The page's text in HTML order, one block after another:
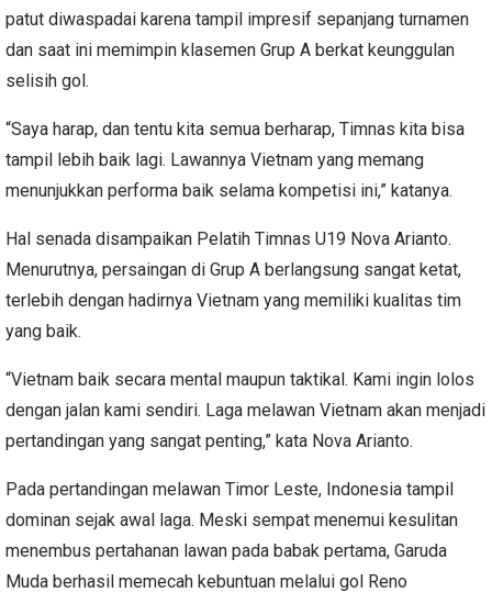
patut diwaspadai karena tampil impresif sepanjang turnamen
dan saat ini memimpin klasemen Grup A berkat keunggulan
selisih gol.
“Saya harap, dan tentu kita semua berharap, Timnas kita bisa
tampil lebih baik lagi. Lawannya Vietnam yang memang
menunjukkan performa baik selama kompetisi ini,” katanya.
Hal senada disampaikan Pelatih Timnas U19 Nova Arianto.
Menurutnya, persaingan di Grup A berlangsung sangat ketat,
terlebih dengan hadirnya Vietnam yang memiliki kualitas tim
yang baik.
“Vietnam baik secara mental maupun taktikal. Kami ingin lolos
dengan jalan kami sendiri. Laga melawan Vietnam akan menjadi
pertandingan yang sangat penting,” kata Nova Arianto.
Pada pertandingan melawan Timor Leste, Indonesia tampil
dominan sejak awal laga. Meski sempat menemui kesulitan
menembus pertahanan lawan pada babak pertama, Garuda
Muda berhasil memecah kebuntuan melalui gol Reno